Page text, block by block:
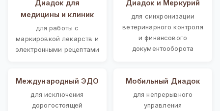
Диадок для
медицины и клиник
для работы с
маркировкой лекарств и
электронными рецептами
Диадок и Меркурий
для синхронизации
ветеринарного контроля
и финансового
документооборота
Международный ЭДО
для исключения
дорогостоящей
Мобильный Диадок
для непрерывного
управления